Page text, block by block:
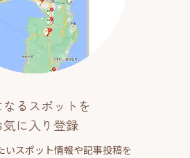
なるスポットを
気に入り登録
いスポット情報や記事投稿を